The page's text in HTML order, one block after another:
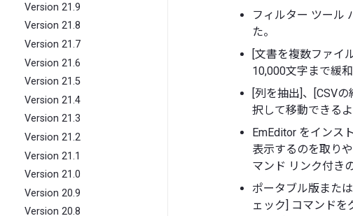
Version 21.9
Version 21.8
Version 21.7
Version 21.6
Version 21.5
Version 21.4
Version 21.3
Version 21.2
Version 21.1
Version 21.0
Version 20.9
Version 20.8
フィルター ツール
た。
[文書を複数ファイ
10,000文字まで緩
[列を抽出]、[CSV
択して移動できる
EmEditor をインス
表示するのを取り
マンド リンク付き
ポータブル版また
ェック] コマンド